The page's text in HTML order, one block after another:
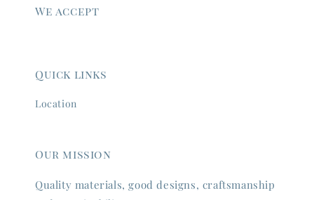
We accept
Quick links
Location
Our mission
Quality materials, good designs, craftsmanship